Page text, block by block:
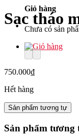
Giỏ hàng
Chưa có sản
Sạc tháo
750.000₫
Hết hàng
Sản phẩm tương tự
Sản phẩm tương